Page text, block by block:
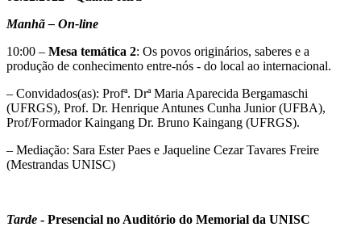
Manhã – On-line
10:00 – Mesa temática 2: Os povos originários, saberes e a
produção de conhecimento entre-nós - do local ao internacional.
– Convidados(as): Profª. Drª Maria Aparecida Bergamaschi
(UFRGS), Prof. Dr. Henrique Antunes Cunha Junior (UFBA),
Prof/Formador Kaingang Dr. Bruno Kaingang (UFRGS).
– Mediação: Sara Ester Paes e Jaqueline Cezar Tavares Freire
(Mestrandas UNISC)
Tarde - Presencial no Auditório do Memorial da UNISC